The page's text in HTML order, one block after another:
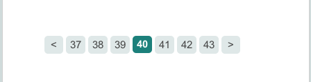
< 37 38 39 40 41 42 43 >